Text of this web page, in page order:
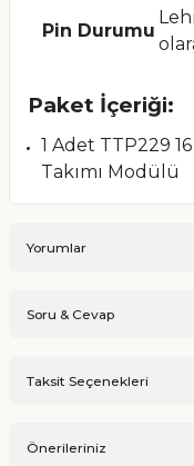
Pin Durumu
Paket İçeriği:
1 Adet TTP229
Takımı Modülü
Yorumlar
Soru & Cevap
Taksit Seçenekleri
Önerileriniz